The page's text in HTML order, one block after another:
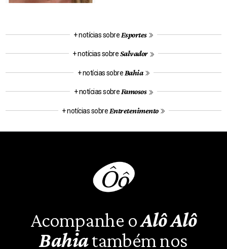
+ notícias sobre Esportes
+ notícias sobreSalvador
+ notícias sobre Bahia
+ notícias sobre Famosos
+ notícias sobre Entretenimento
Acompanhe oAlô Alô
Bahiatambém nos